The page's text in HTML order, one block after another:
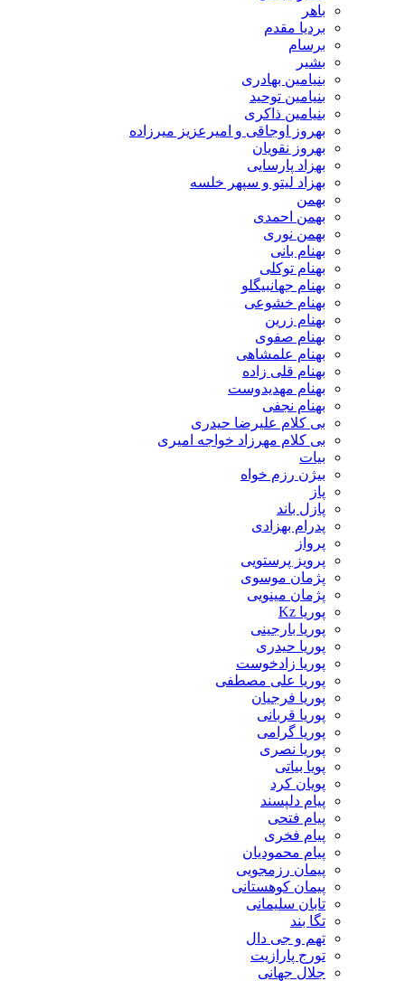
باهر
بردیا مقدم
برسام
بشیر
بنیامین بهادری
بنیامین توحید
بنیامین ذاکری
بهروز اوجاقی و امیرعزیز میرزاده
بهروز نقویان
بهزاد پارسایی
بهزاد لیتو و سپهر خلسه
بهمن
بهمن احمدی
بهمن نوری
بهنام بانی
بهنام توکلی
بهنام جهانبیگلو
بهنام خشوعی
بهنام زرین
بهنام صفوی
بهنام علمشاهی
بهنام قلی زاده
بهنام مهدیدوست
بهنام نجفی
بی کلام علیرضا حیدری
بی کلام مهرزاد خواجه امیری
بیات
بیژن رزم خواه
پاز
پازل باند
پدرام بهزادی
پرواز
پرویز پرستویی
پژمان موسوی
پژمان مینویی
پوریا Kz
پوریا بارجینی
پوریا حیدری
پوریا زادخوست
پوریا علی مصطفی
پوریا فرجیان
پوریا قربانی
پوریا گرامی
پوریا نصری
پویا بیاتی
پویان کرد
پیام دلپسند
پیام فتحی
پیام فخری
پیام محمودیان
پیمان رزمجویی
پیمان کوهستانی
تابان سلیمانی
تگا بند
تهم و جی دال
تورج پارازیت
جلال جهانی